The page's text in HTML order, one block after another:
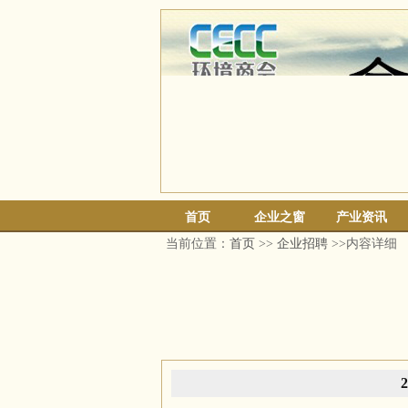
首页 企业之窗
产业资讯
当前位置： 首页 >> 企业招聘 >>内容详细